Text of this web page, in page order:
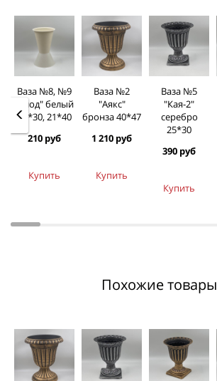
Ваза №8, №9
"Клод" белый
20*30, 21*40
210 руб
Купить
Ваза №2
"Аякс"
бронза 40*47
1 210 руб
Купить
Ваза №5
"Кая-2"
серебро
25*30
390 руб
Купить
Похожие товары